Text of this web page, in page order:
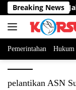
Langsung
ke
konten
Breaking News
Berebut Dua
Pemerintahan
pelantikan ASN